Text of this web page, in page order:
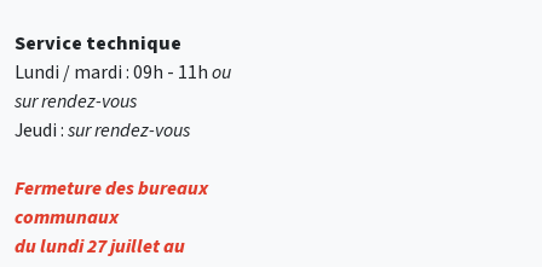
Service technique
Lundi / mardi : 09h - 11hou
sur rendez-vous
Jeudi :sur rendez-vous
Fermeture des bureaux
communaux
du lundi 27 juillet au